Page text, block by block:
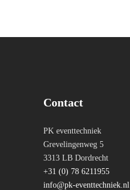
Contact
PK eventtechniek
Grevelingenweg 5
3313 LB Dordrecht
+31 (0) 78 6211955
info@pk-eventtechniek.nl